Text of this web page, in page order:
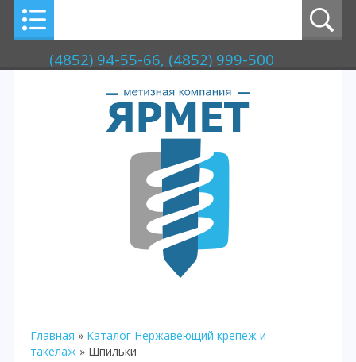
(4852) 94-55-66, (4852) 999-500
Главная » Каталог Нержавеющий крепеж и
такелаж » Шпильки